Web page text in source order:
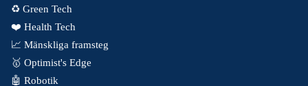
♻️ Green Tech
❤️ Health Tech
📈 Mänskliga framsteg
🥇 Optimist's Edge
🤖 Robotik